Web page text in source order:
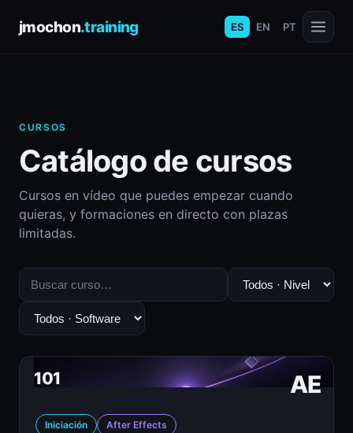
jmochon.training ES EN PT
CURSOS
Catálogo de cursos
Cursos en vídeo que puedes empezar cuando
quieras, y formaciones en directo con plazas
limitadas.
AE
101
Iniciación After Effects